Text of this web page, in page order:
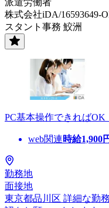
株式会社iDA/16593649-
スタント事務 鮫洲
PC基本操作できれば
web関連時給1,900
勤務地
面接地
東京都品川区 詳細な勤